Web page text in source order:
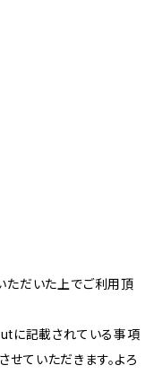
だいた上でご利用頂
に記載されている事項
せていただきます。よろ